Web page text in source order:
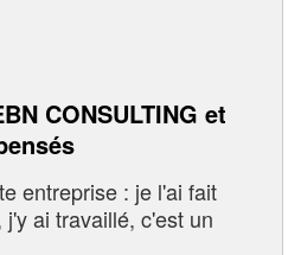
CONSULTING et
entreprise : je l'ai fait
ai travaillé, c'est un